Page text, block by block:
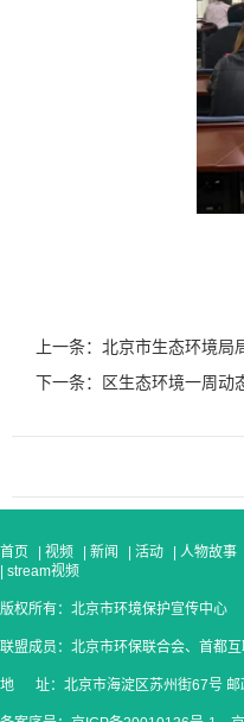
上一条：北京市生态环境
下一条：区生态环境一周动
首页 视频 新闻 活动 人物故事
stream视频
版权所有：北京市环境保护宣传中心
联盟成员：北京市环保联合会、首都
地 址：北京市海淀区苏州街67号 邮